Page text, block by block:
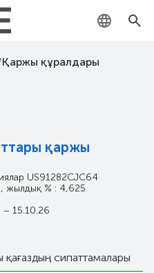
KZ
Қаржы құралдары
қаржы
US91282CJC64
жылдық % : 4,625
– 15.10.26
қағаздың сипаттамалары